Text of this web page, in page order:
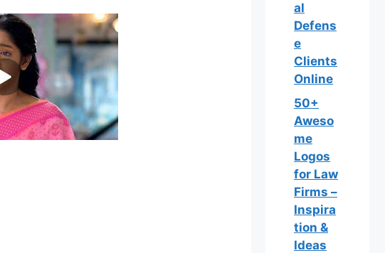
al
Defens
e
Clients
Online
50+
Aweso
me
Logos
for Law
Firms –
Inspira
tion &
Ideas